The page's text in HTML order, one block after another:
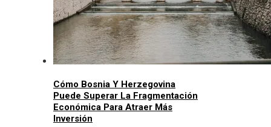
Cómo Bosnia Y Herzegovina
Puede Superar La Fragmentación
Económica Para Atraer Más
Inversión